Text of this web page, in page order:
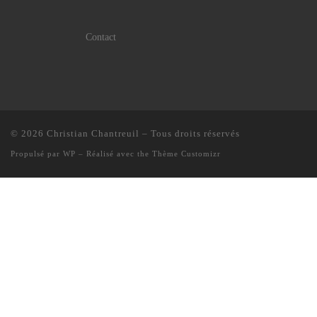
Contact
© 2026 Christian Chantreuil – Tous droits réservés
Propulsé par WP – Réalisé avec the Thème Customizr